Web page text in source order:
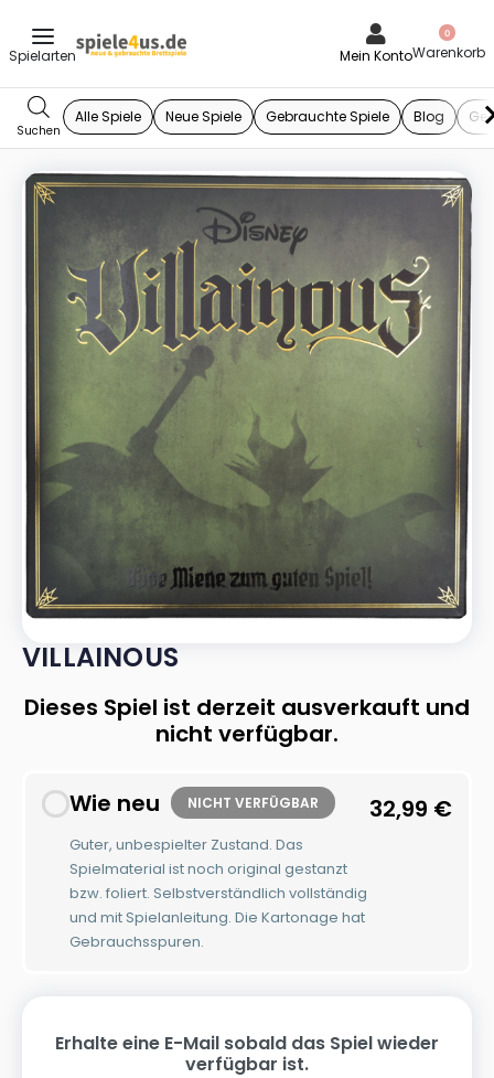
Mein Konto
0
Alle Spiele Neue Spiele Gebrauchte Spiele Blog
VILLAINOUS
Dieses Spiel ist derzeit ausverkauft und
nicht verfügbar.
Wie neu NICHT VERFÜGBAR
Guter, unbespielter Zustand. Das
Spielmaterial ist noch original gestanzt
bzw. foliert. Selbstverständlich vollständig
und mit Spielanleitung. Die Kartonage hat
Gebrauchsspuren.
32,99 €
Erhalte eine E-Mail sobald das Spiel wieder
verfügbar ist.